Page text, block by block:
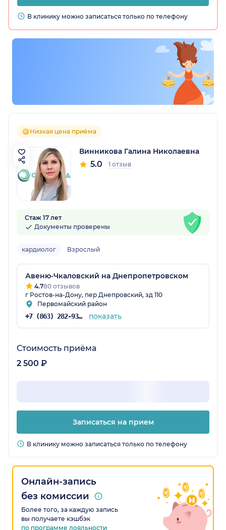
В клинику можно записаться только по телефону
Низкая цена приёма
Винникова Галина Николаевна
5.0 1 отзыв
Стаж 17 лет
Документы проверены
кардиолог Взрослый
Авеню-Чкаловский на Днепропетровском
4.780 отзывов
г Ростов-на-Дону, пер Днепровский, зд 110
Первомайский район
+7 (863) 282-93-77 показать
Стоимость приёма
2 500 ₽
Записаться на прием
В клинику можно записаться только по телефону
Онлайн-запись
без комиссии
Более того, за каждую запись
вы получаете кэшбэк
по программе лояльности